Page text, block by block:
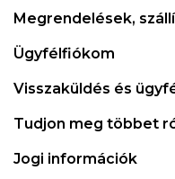
Megrendelések,
Ügyfélfiókom
Visszaküldés és
Tudjon meg többet
Jogi információk